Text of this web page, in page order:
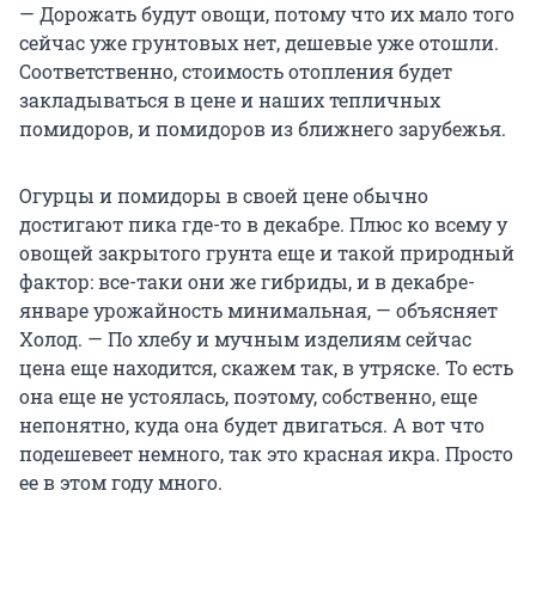
— Дорожать будут овощи, потому что их мало того
сейчас уже грунтовых нет, дешевые уже отошли.
Соответственно, стоимость отопления будет
закладываться в цене и наших тепличных
помидоров, и помидоров из ближнего зарубежья.
Огурцы и помидоры в своей цене обычно
достигают пика где-то в декабре. Плюс ко всему у
овощей закрытого грунта еще и такой природный
фактор: все-таки они же гибриды, и вдекабре-
январеурожайность минимальная, — объясняет
Холод. — По хлебу и мучным изделиям сейчас
цена еще находится, скажем так, в утряске. То есть
она еще не устоялась, поэтому, собственно, еще
непонятно, куда она будет двигаться. А вот что
подешевеет немного, так это красная икра. Просто
ее в этом году много.